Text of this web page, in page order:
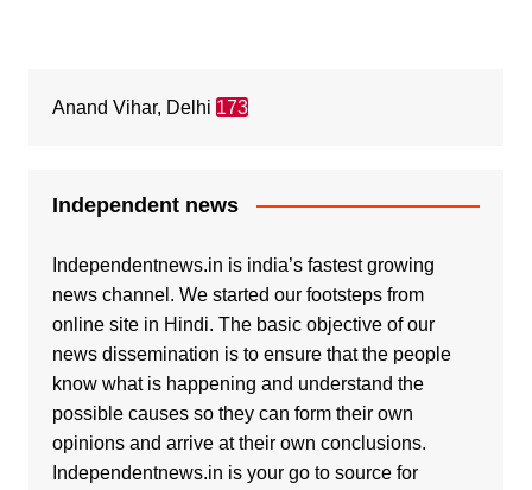
Anand Vihar, Delhi 173
Independent news
Independentnews.in is india’s fastest growing
news channel. We started our footsteps from
online site in Hindi. The basic objective of our
news dissemination is to ensure that the people
know what is happening and understand the
possible causes so they can form their own
opinions and arrive at their own conclusions.
Independentnews.in is your go to source for